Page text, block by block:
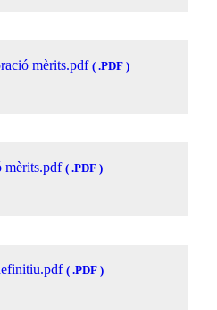
mèrits.pdf ( .PDF )
mèrits.pdf ( .PDF )
( .PDF )